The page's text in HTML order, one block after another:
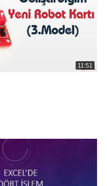
11:51